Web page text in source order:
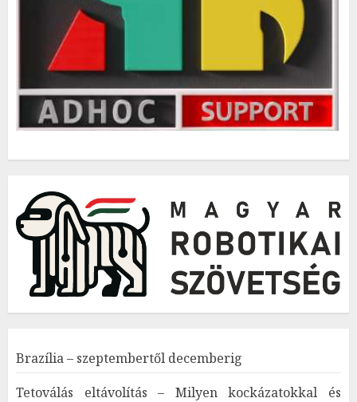
Brazília – szeptembertől decemberig
Tetoválás eltávolítás – Milyen kockázatokkal és